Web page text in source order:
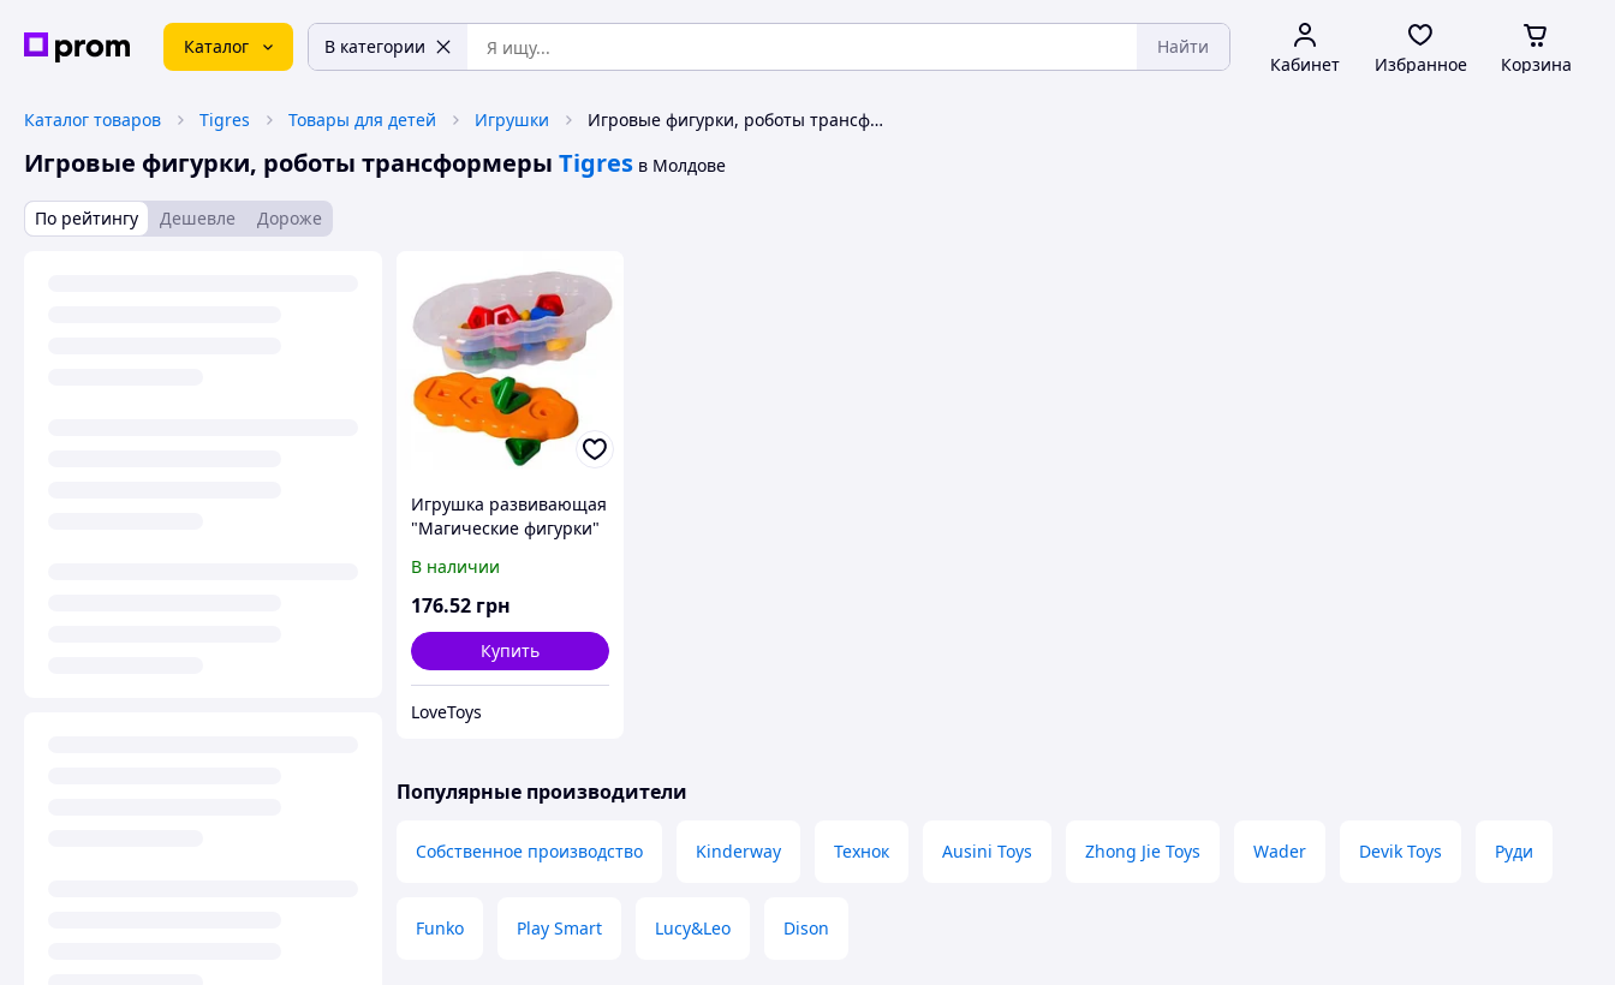
Каталог В категории Найти
Кабинет Избранное Корзина
Каталог товаров Tigres Товары для детей Игрушки Игровые фигурки, роботы трансформеры Tigres
Игровые фигурки, роботы трансформеры Tigres в Молдове
По рейтингу Дешевле Дороже
Игрушка развивающая
"Магические фигурки"
В наличии
176.52 грн
Купить
LoveToys
Популярные производители
Собственное производство Kinderway Технок Ausini Toys Zhong Jie Toys Wader Devik Toys Руди
Funko Play Smart Lucy&Leo Dison